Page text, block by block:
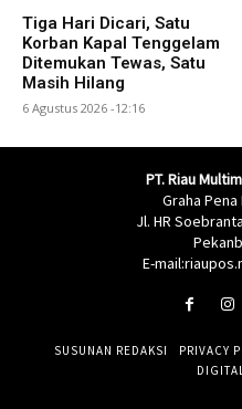
Tiga Hari Dicari, Satu
Korban Kapal Tenggelam
Ditemukan Tewas, Satu
Masih Hilang
6 Agustus 2026 -12:16
PT. Riau
Graha
Jl. HR
E-
SUSUNAN REDAKSI PRIVACY